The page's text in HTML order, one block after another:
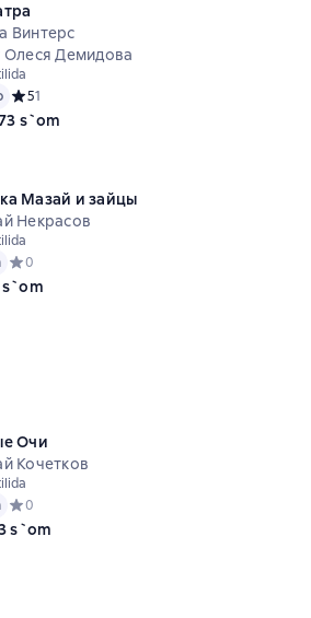
Винтерс
Олеся Демидова
Средний рейтинг 5 на основе 1 оценок
51
s`om
Мазай и зайцы
Некрасов
Средний рейтинг 0 на основе 0 оценок
0
s`om
Очи
Кочетков
Средний рейтинг 0 на основе 0 оценок
0
s`om